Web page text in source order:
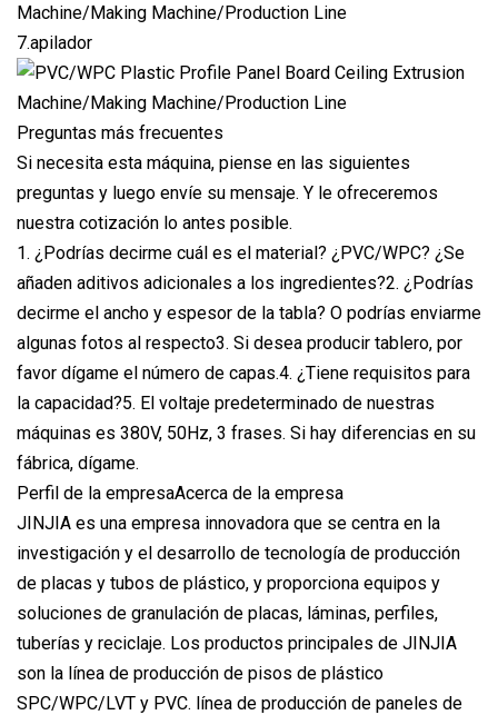
7.apilador
Preguntas más frecuentes
Si necesita esta máquina, piense en las siguientes
preguntas y luego envíe su mensaje. Y le ofreceremos
nuestra cotización lo antes posible.
1. ¿Podrías decirme cuál es el material? ¿PVC/WPC? ¿Se
añaden aditivos adicionales a los ingredientes?2. ¿Podrías
decirme el ancho y espesor de la tabla? O podrías enviarme
algunas fotos al respecto3. Si desea producir tablero, por
favor dígame el número de capas.4. ¿Tiene requisitos para
la capacidad?5. El voltaje predeterminado de nuestras
máquinas es 380V, 50Hz, 3 frases. Si hay diferencias en su
fábrica, dígame.
Perfil de la empresaAcerca de la empresa
JINJIA es una empresa innovadora que se centra en la
investigación y el desarrollo de tecnología de producción
de placas y tubos de plástico, y proporciona equipos y
soluciones de granulación de placas, láminas, perfiles,
tuberías y reciclaje. Los productos principales de JINJIA
son la línea de producción de pisos de plástico
SPC/WPC/LVT y PVC. línea de producción de paneles de